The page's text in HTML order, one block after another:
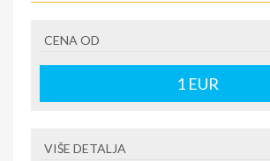
Cene su različite u zavisnosti od kategorije
usluge koju hotel pruža, perioda traženog
U CENU JE UKLJUČENO
CENA OD
1 EUR
VIŠE DETALJA